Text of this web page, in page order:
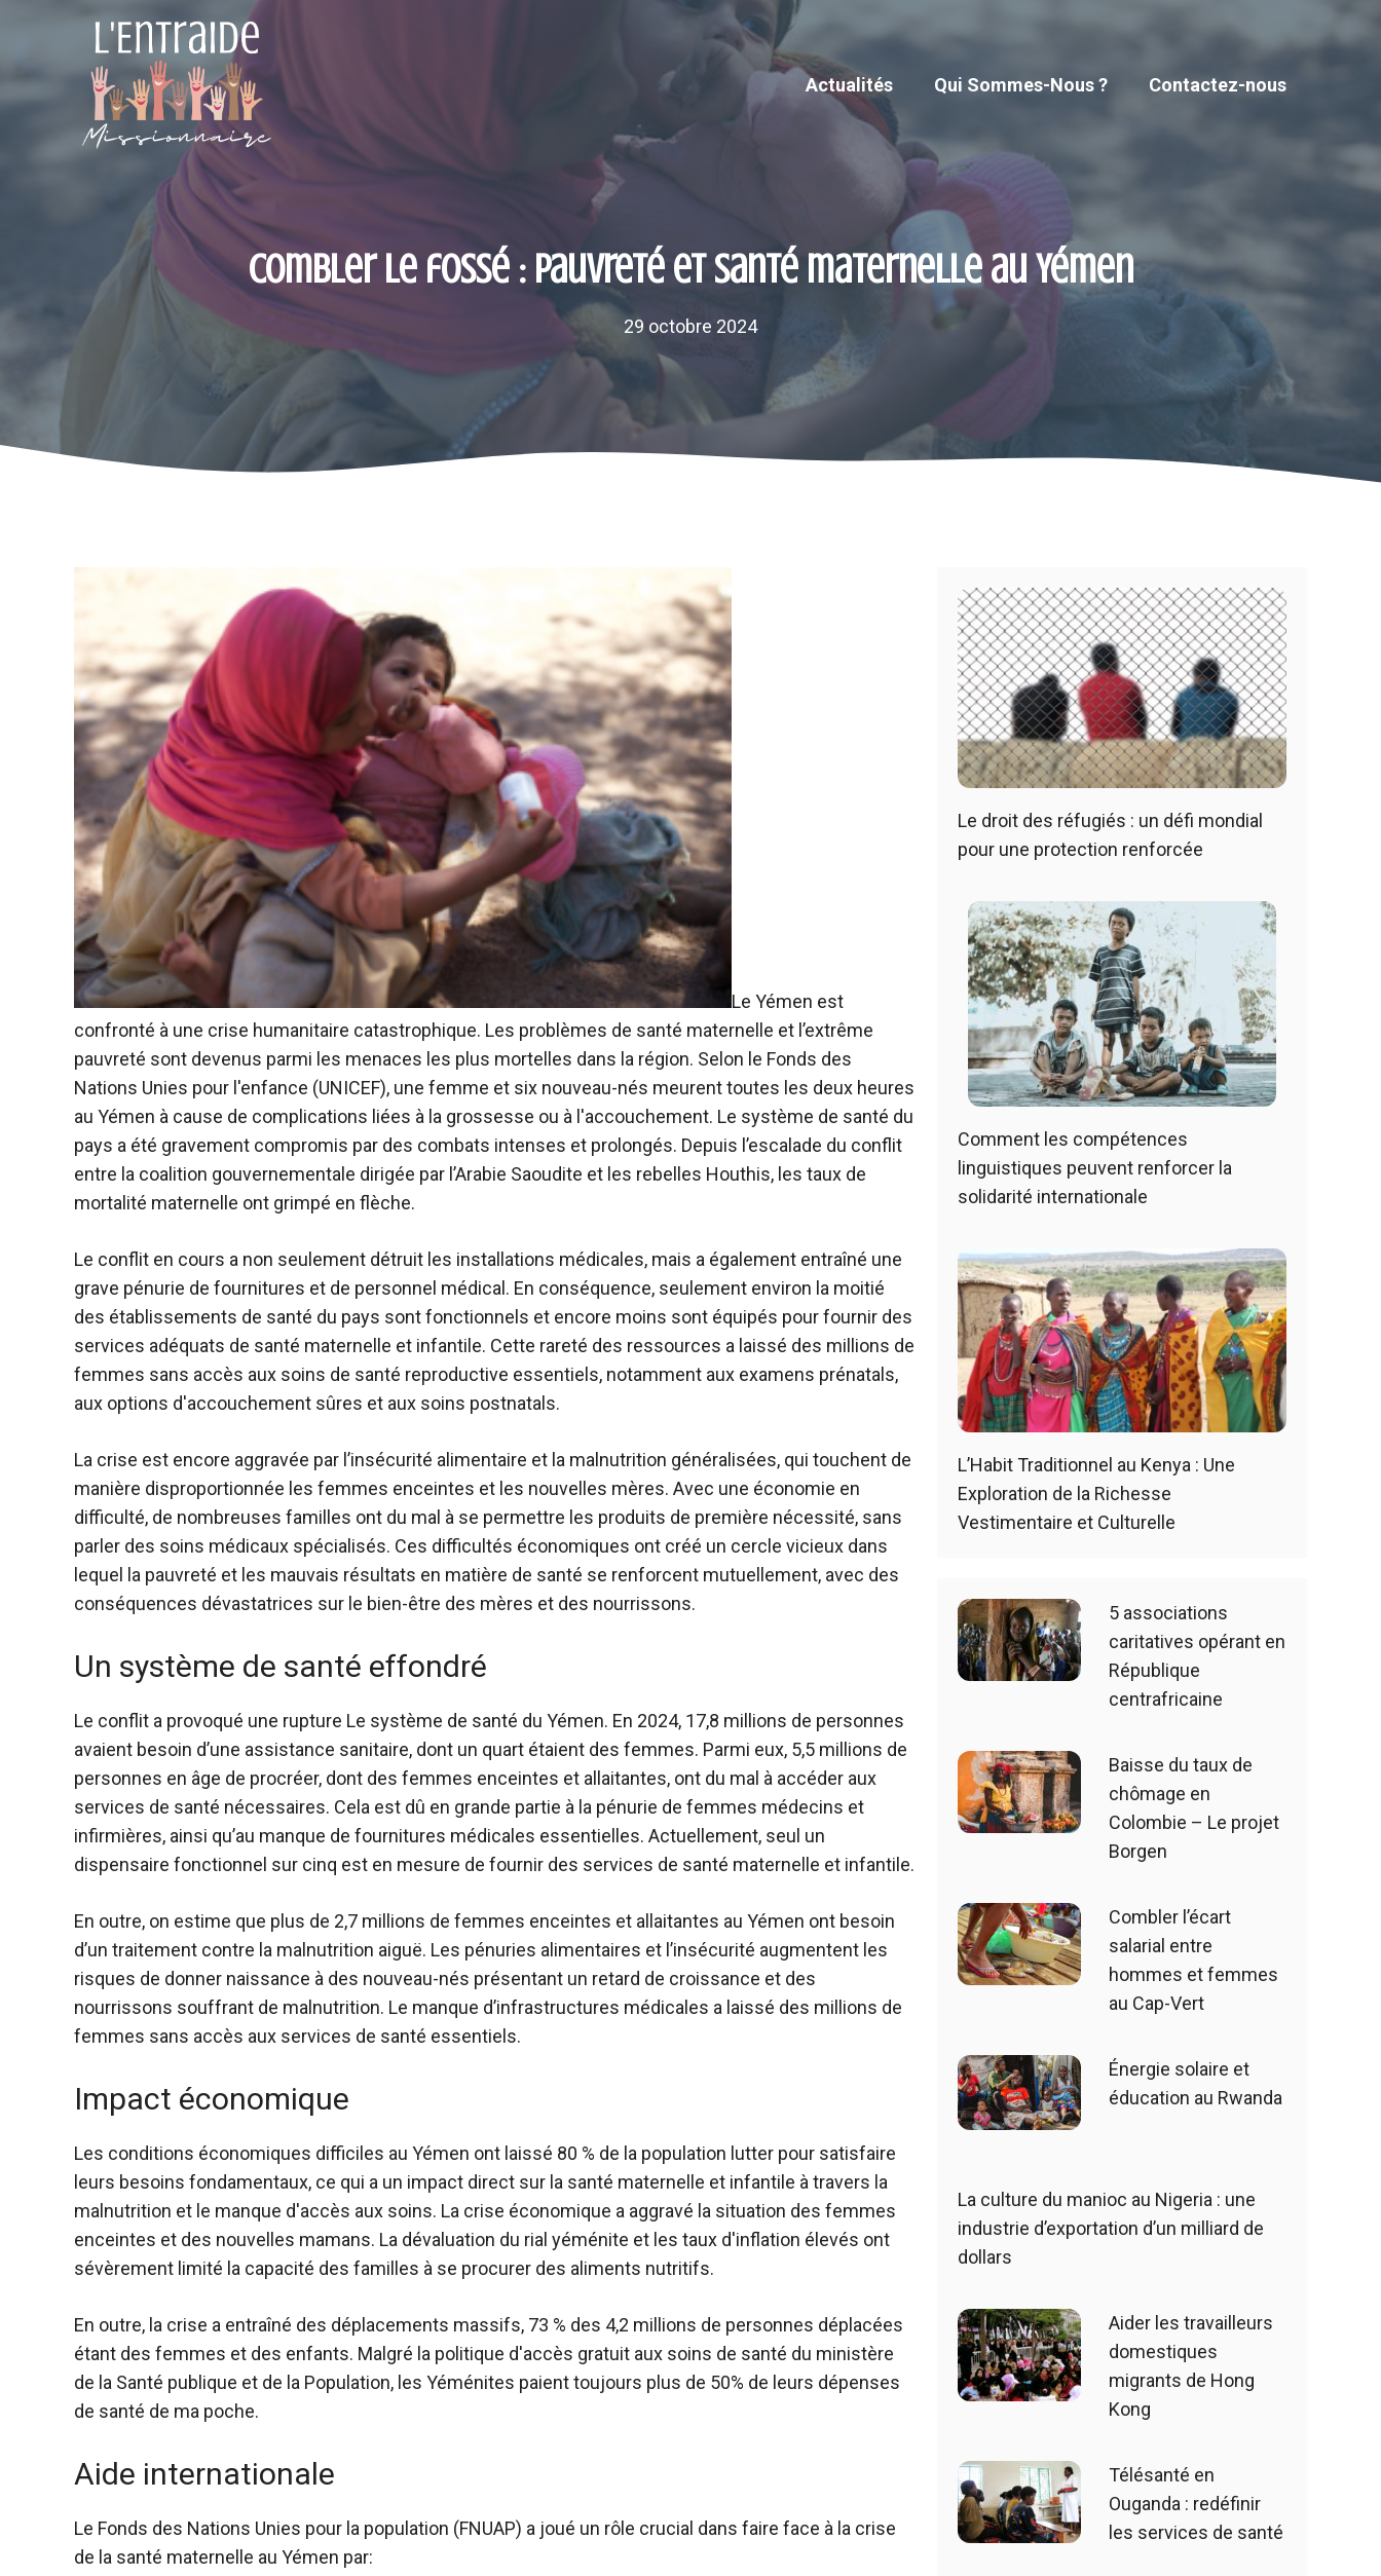
contenu
Actualités Qui Sommes-Nous ? Contactez-nous
Combler le fossé : pauvreté et santé maternelle au Yémen
29 octobre 2024
Le Yémen est
confronté à une crise humanitaire catastrophique. Les problèmes de santé maternelle et l’extrême
pauvreté sont devenus parmi les menaces les plus mortelles dans la région. Selon le Fonds des
Nations Unies pour l'enfance (UNICEF), une femme et six nouveau-nés meurent toutes les deux heures
au Yémen à cause de complications liées à la grossesse ou à l'accouchement. Le système de santé du
pays a été gravement compromis par des combats intenses et prolongés. Depuis l’escalade du conflit
entre la coalition gouvernementale dirigée par l’Arabie Saoudite et les rebelles Houthis, les taux de
mortalité maternelle ont grimpé en flèche.
Le conflit en cours a non seulement détruit les installations médicales, mais a également entraîné une
grave pénurie de fournitures et de personnel médical. En conséquence, seulement environ la moitié
des établissements de santé du pays sont fonctionnels et encore moins sont équipés pour fournir des
services adéquats de santé maternelle et infantile. Cette rareté des ressources a laissé des millions de
femmes sans accès aux soins de santé reproductive essentiels, notamment aux examens prénatals,
aux options d'accouchement sûres et aux soins postnatals.
La crise est encore aggravée par l’insécurité alimentaire et la malnutrition généralisées, qui touchent de
manière disproportionnée les femmes enceintes et les nouvelles mères. Avec une économie en
difficulté, de nombreuses familles ont du mal à se permettre les produits de première nécessité, sans
parler des soins médicaux spécialisés. Ces difficultés économiques ont créé un cercle vicieux dans
lequel la pauvreté et les mauvais résultats en matière de santé se renforcent mutuellement, avec des
conséquences dévastatrices sur le bien-être des mères et des nourrissons.
Un système de santé effondré
Le conflit a provoqué une rupture Le système de santé du Yémen. En 2024, 17,8 millions de personnes
avaient besoin d’une assistance sanitaire, dont un quart étaient des femmes. Parmi eux, 5,5 millions de
personnes en âge de procréer, dont des femmes enceintes et allaitantes, ont du mal à accéder aux
services de santé nécessaires. Cela est dû en grande partie à la pénurie de femmes médecins et
infirmières, ainsi qu’au manque de fournitures médicales essentielles. Actuellement, seul un
dispensaire fonctionnel sur cinq est en mesure de fournir des services de santé maternelle et infantile.
En outre, on estime que plus de 2,7 millions de femmes enceintes et allaitantes au Yémen ont besoin
d’un traitement contre la malnutrition aiguë. Les pénuries alimentaires et l’insécurité augmentent les
risques de donner naissance à des nouveau-nés présentant un retard de croissance et des
nourrissons souffrant de malnutrition. Le manque d’infrastructures médicales a laissé des millions de
femmes sans accès aux services de santé essentiels.
Impact économique
Les conditions économiques difficiles au Yémen ont laissé 80 % de la population lutter pour satisfaire
leurs besoins fondamentaux, ce qui a un impact direct sur la santé maternelle et infantile à travers la
malnutrition et le manque d'accès aux soins. La crise économique a aggravé la situation des femmes
enceintes et des nouvelles mamans. La dévaluation du rial yéménite et les taux d'inflation élevés ont
sévèrement limité la capacité des familles à se procurer des aliments nutritifs.
En outre, la crise a entraîné des déplacements massifs, 73 % des 4,2 millions de personnes déplacées
étant des femmes et des enfants. Malgré la politique d'accès gratuit aux soins de santé du ministère
de la Santé publique et de la Population, les Yéménites paient toujours plus de 50% de leurs dépenses
de santé de ma poche.
Aide internationale
Le Fonds des Nations Unies pour la population (FNUAP) a joué un rôle crucial dans faire face à la crise
de la santé maternelle au Yémen par:
Le droit des réfugiés : un défi mondial
pour une protection renforcée
Comment les compétences
linguistiques peuvent renforcer la
solidarité internationale
L’Habit Traditionnel au Kenya : Une
Exploration de la Richesse
Vestimentaire et Culturelle
5 associations
caritatives opérant en
République
centrafricaine
Baisse du taux de
chômage en
Colombie – Le projet
Borgen
Combler l’écart
salarial entre
hommes et femmes
au Cap-Vert
Énergie solaire et
éducation au Rwanda
La culture du manioc au Nigeria : une
industrie d’exportation d’un milliard de
dollars
Aider les travailleurs
domestiques
migrants de Hong
Kong
Télésanté en
Ouganda : redéfinir
les services de santé